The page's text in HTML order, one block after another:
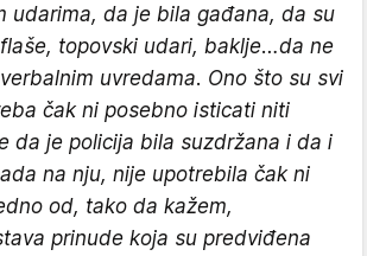
udarima, da je bila gađana, da su
topovski udari, baklje…da ne
uvredama. Ono što su svi
čak ni posebno isticati niti
da je policija bila suzdržana i da i
na nju, nije upotrebila čak ni
od, tako da kažem,
prinude koja su predviđena